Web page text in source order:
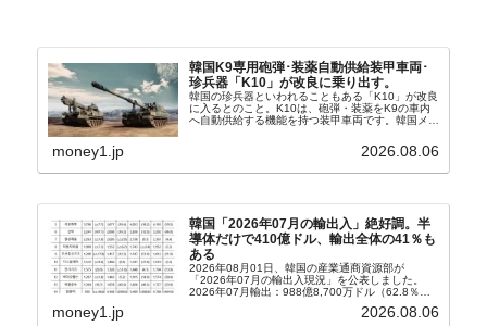
韓国K9専用砲弾･装薬自動供給装甲車両･
珍兵器「K10」が改良に乗り出す。
韓国の珍兵器といわれることもある「K10」が改良
に入るとのこと。K10は、砲弾・装薬をK9の車内
へ自動供給する機能を持つ装甲車両です。韓国メデ
から以下に一部を引きます。2005年に初めて...
money1.jp 2026.08.06
韓国「2026年07月の輸出入」絶好調。半
導体だけで410億ドル、輸出全体の41％も
ある
2026年08月01日、韓国の産業通商資源部が
「2026年07月の輸出入現況」を公表しました。
2026年07月輸出：988億8,700万ドル（62.8％）
money1.jp 2026.08.06